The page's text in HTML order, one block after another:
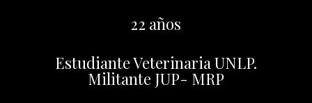
22 años
Estudiante Veterinaria UNLP.
Militante JUP- MRP